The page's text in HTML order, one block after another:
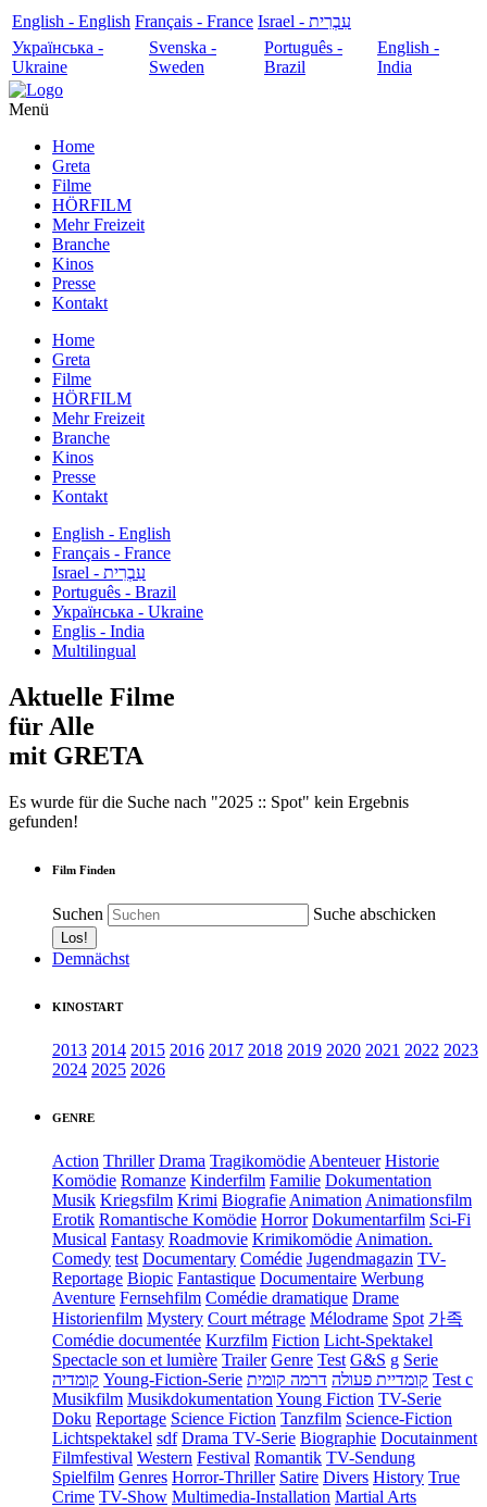
English - English Français - France
עִבְרִית - Israel
Українська -
Ukraine
Svenska -
Sweden
Português -
Brazil
English -
India
Menü
Home
Greta
Filme
HÖRFILM
Mehr Freizeit
Branche
Kinos
Presse
Kontakt
Home
Greta
Filme
HÖRFILM
Mehr Freizeit
Branche
Kinos
Presse
Kontakt
English - English
Français - France
עִבְרִית - Israel
Português - Brazil
Українська - Ukraine
Englis - India
Multilingual
Aktuelle Filme
für Alle
mit GRETA
Es wurde für die Suche nach "2025 :: Spot" kein Ergebnis
gefunden!
Film Finden
Suchen Suche abschicken
Demnächst
KINOSTART
2013 2014 2015 2016 2017 2018 2019 2020 2021 2022 2023
2024 2025 2026
GENRE
Action Thriller Drama Tragikomödie Abenteuer Historie
Komödie Romanze Kinderfilm Familie Dokumentation
Musik Kriegsfilm Krimi Biografie Animation Animationsfilm
Erotik Romantische Komödie Horror Dokumentarfilm Sci-Fi
Musical Fantasy Roadmovie Krimikomödie Animation.
Comedy test Documentary Comédie Jugendmagazin TV-
Reportage Biopic Fantastique Documentaire Werbung
Aventure Fernsehfilm Comédie dramatique Drame
Historienfilm Mystery Court métrage Mélodrame Spot 가족
Comédie documentée Kurzfilm Fiction Licht-Spektakel
Spectacle son et lumière Trailer Genre Test G&S g Serie
קומדיה Young-Fiction-Serie קומדיית פעולה דרמה קומית
Test c
Musikfilm Musikdokumentation Young Fiction TV-Serie
Doku Reportage Science Fiction Tanzfilm Science-Fiction
Lichtspektakel sdf Drama TV-Serie Biographie Docutainment
Filmfestival Western Festival Romantik TV-Sendung
Spielfilm Genres Horror-Thriller Satire Divers History True
Crime TV-Show Multimedia-Installation Martial Arts